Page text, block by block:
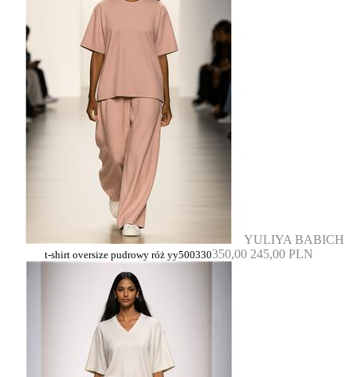
YULIYA BABICH
t-shirt oversize pudrowy róż yy500330350,00 245,00 PLN